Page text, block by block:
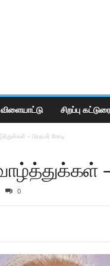
விளையாட்டு சிறப்பு கட்டுரை
– பிரதமர் மோடி
–
0